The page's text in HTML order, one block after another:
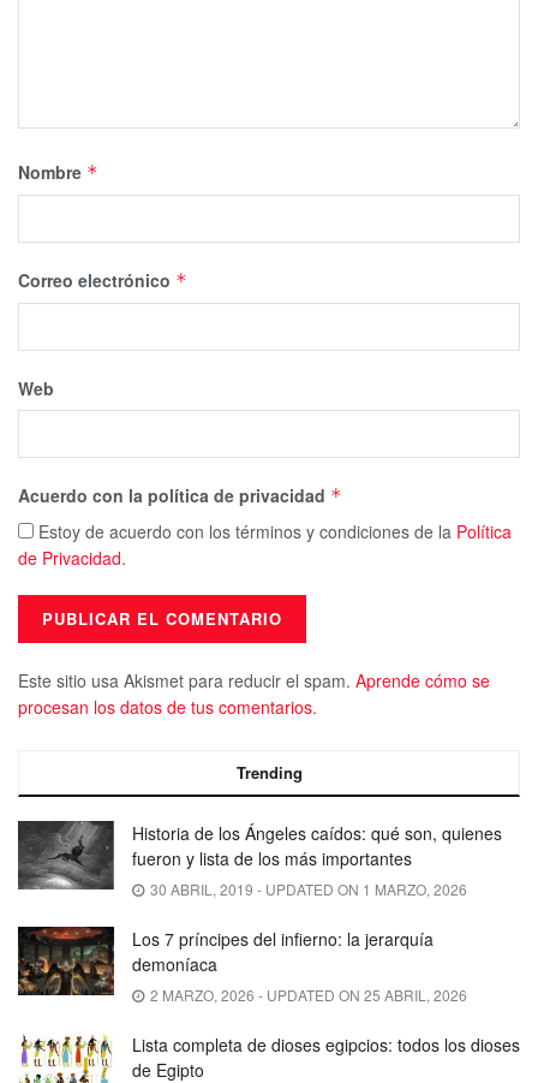
Nombre *
Correo electrónico *
Web
Acuerdo con la política de privacidad *
Estoy de acuerdo con los términos y condiciones de la Política
de Privacidad.
Este sitio usa Akismet para reducir el spam. Aprende cómo se
procesan los datos de tus comentarios.
Trending
Historia de los Ángeles caídos: qué son, quienes
fueron y lista de los más importantes
30 ABRIL, 2019 - UPDATED ON 1 MARZO, 2026
Los 7 príncipes del infierno: la jerarquía
demoníaca
2 MARZO, 2026 - UPDATED ON 25 ABRIL, 2026
Lista completa de dioses egipcios: todos los dioses
de Egipto